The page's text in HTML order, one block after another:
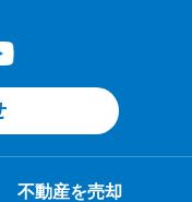
不動産を売却